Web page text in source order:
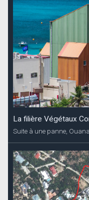
La filière Végétaux
Suite à une panne,